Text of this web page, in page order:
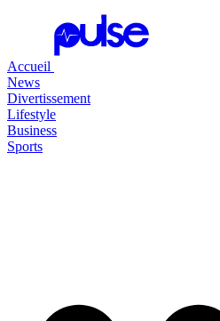
Accueil
News
Divertissement
Lifestyle
Business
Sports